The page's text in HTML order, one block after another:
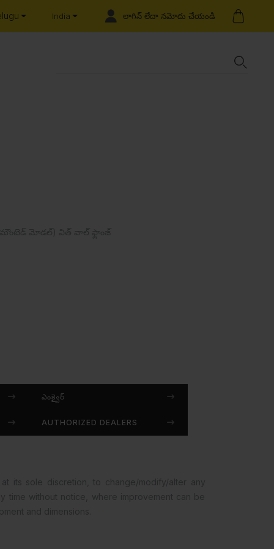
India లాగిన్ లేదా నమోదు చేయండి
ఎంక్వైర్
AUTHORIZED DEALERS